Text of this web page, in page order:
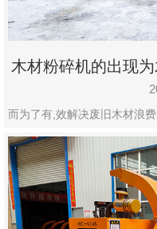
木材粉碎机的出现
而为了有,效解决废旧木材浪